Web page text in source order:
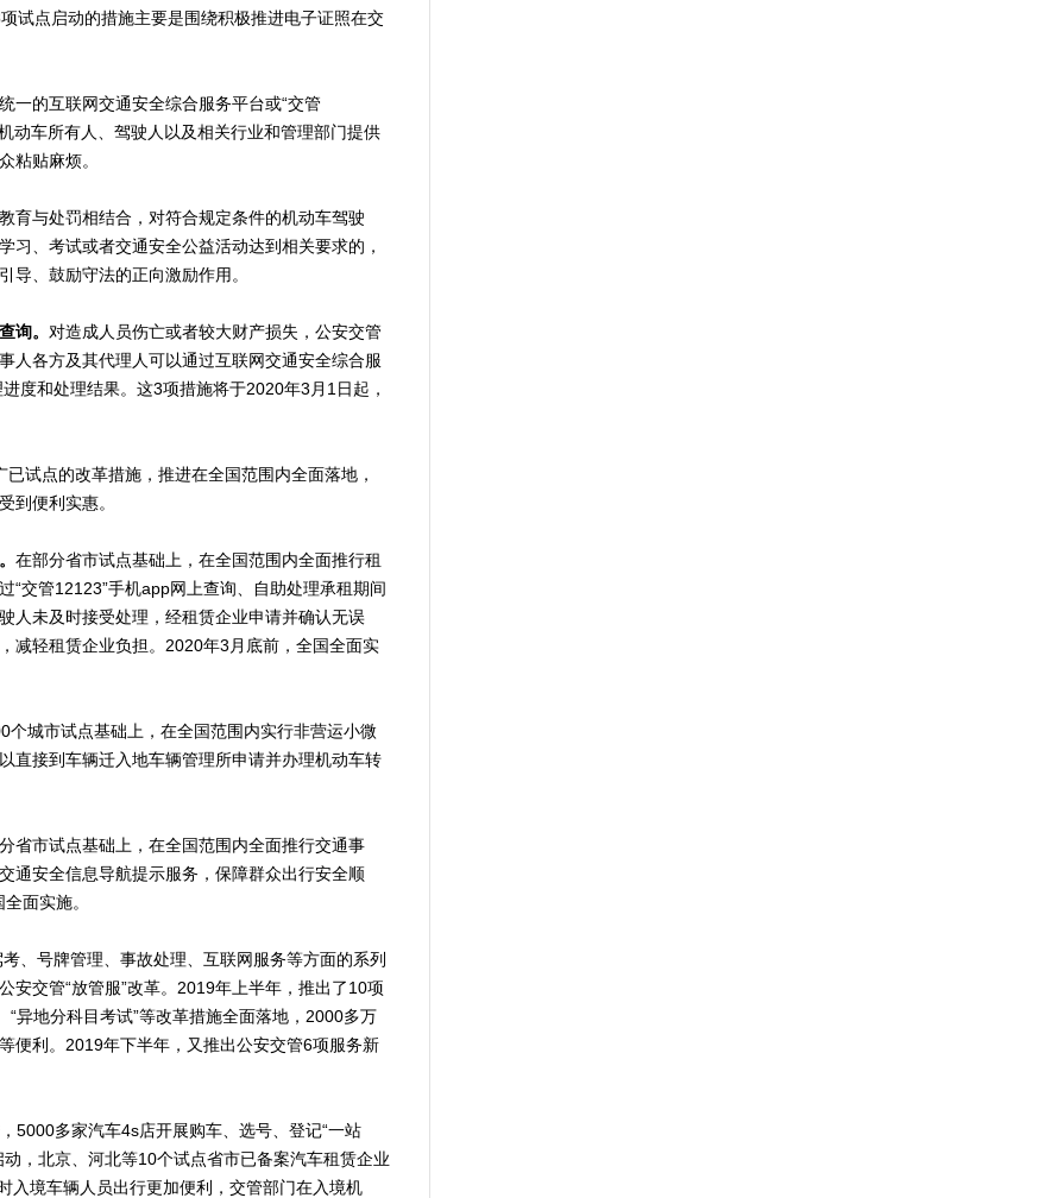
试点启动的措施主要是围绕积极推进电子证照在交
一的互联网交通安全综合服务平台或“交管
动车所有人、驾驶人以及相关行业和管理部门提供
粘贴麻烦。
育与处罚相结合，对符合规定条件的机动车驾驶
习、考试或者交通安全公益活动达到相关要求的，
导、鼓励守法的正向激励作用。
询。 对造成人员伤亡或者较大财产损失，公安交管
人各方及其代理人可以通过互联网交通安全综合服
度和处理结果。这3项措施将于2020年3月1日起，
点的改革措施，推进在全国范围内全面落地，
到便利实惠。
在部分省市试点基础上，在全国范围内全面推行租
“交管12123”手机app网上查询、自助处理承租期间
人未及时接受处理，经租赁企业申请并确认无误
减轻租赁企业负担。2020年3月底前，全国全面实
个城市试点基础上，在全国范围内实行非营运小微
直接到车辆迁入地车辆管理所申请并办理机动车转
省市试点基础上，在全国范围内全面推行交通事
通安全信息导航提示服务，保障群众出行安全顺
面实施。
号牌管理、事故处理、互联网服务等方面的系列
安交管“放管服”改革。2019年上半年，推出了10项
“异地分科目考试”等改革措施全面落地，2000多万
便利。2019年下半年，又推出公安交管6项服务新
多家汽车4s店开展购车、选号、登记“一站
，北京、河北等10个试点省市已备案汽车租赁企业
入境车辆人员出行更加便利，交管部门在入境机